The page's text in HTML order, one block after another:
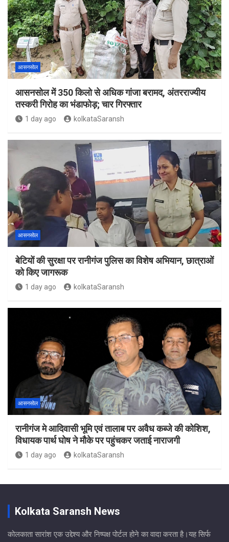
आसनसोल
आसनसोल में 350 किलो से अधिक गांजा बरामद, अंतरराज्यीय
तस्करी गिरोह का भंडाफोड़; चार गिरफ्तार
1 day ago kolkataSaransh
आसनसोल
बेटियों की सुरक्षा पर रानीगंज पुलिस का विशेष अभियान, छात्राओं
को किए जागरूक
1 day ago kolkataSaransh
आसनसोल
रानीगंज मे आदिवासी भूमि एवं तालाब पर अवैध कब्जे की कोशिश,
विधायक पार्थ घोष ने मौके पर पहुंचकर जताई नाराजगी
1 day ago kolkataSaransh
Kolkata Saransh News
कोलकाता सारांश एक उद्देश्य और निष्पक्ष पोर्टल होने का वादा करता है।यह सिर्फ